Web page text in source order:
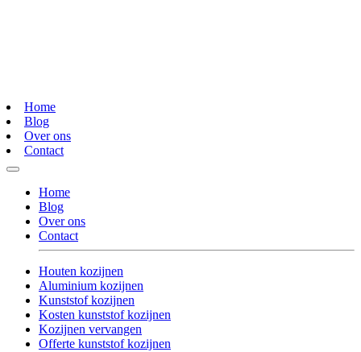
Home
Blog
Over ons
Contact
Home
Blog
Over ons
Contact
Houten kozijnen
Aluminium kozijnen
Kunststof kozijnen
Kosten kunststof kozijnen
Kozijnen vervangen
Offerte kunststof kozijnen